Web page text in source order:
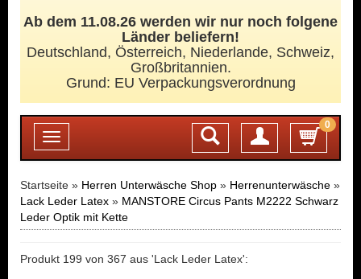
Ab dem 11.08.26 werden wir nur noch folgene
Länder beliefern!
Deutschland, Österreich, Niederlande, Schweiz,
Großbritannien.
Grund: EU Verpackungsverordnung
Toggle
navigation
0
Login
Startseite » Herren Unterwäsche Shop » Herrenunterwäsche »
Lack Leder Latex » MANSTORE Circus Pants M2222 Schwarz
Leder Optik mit Kette
Produkt 199 von 367 aus 'Lack Leder Latex':